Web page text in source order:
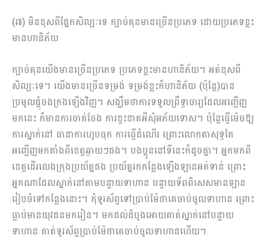
(៧) មិនខុសពីផ្នែកសិល្បៈទេ ក្បាច់គុនមានច្រើនប្រភេទ ដោយប្រភេទខ្លះ
មានហានិភ័យ
ក្បាច់គុនយើងមានច្រើនប្រភេទ ប្រភេទខ្លះមានហានិភ័យ។ អត់ខុសពី
សិល្បៈទេ។ យើងមានច្រើនទម្រង់ ទម្រង់ខ្លះក៏ហានិភ័យ (ប៉ុន្តែ)បាន
ប្រមូលផ្ដុំចងក្រងឡើងវិញ។ សង្ឃឹមថាការទទួលព្រឹទ្ធាចារ្យដែលអញ្ជើញ
មកនេះ ក៏មានការចាត់ចែង ការខ្វះខាតអីសុំអភ័យទោស។ ប៉ុន្តែធ្វើម៉េចឱ្យ
ការស្នាក់នៅ ធានាការហូបចុក ការធ្វើដំណើរ ព្រោះលោកតាសុទ្ធតែ
អញ្ជើញមកតាំងពីខេត្តឆ្ងាយៗផង។ បងប្អូននៅទីនេះក៏ដូចគ្នា។ អ្នកមកពី
ខេត្តដើរលេងក្រុងប្រយ័ត្នផង ប្រយ័ត្នរកកន្លែងឡើងឡានអត់ទាន់ ព្រោះ
អ្នកណាដែលស្នាក់នៅតាមបន្ទាយទាហាន បន្ទាយទ័ពពិសេសមានឡាន
រៀបចំទៅកន្លែងនោះ។ កុំទូរស័ព្ទទៅប្រាប់ម៉ែថាគេចាប់ចូលទាហាន ព្រោះ
ធ្លាប់មានយុវជនមករៀន។ មកដល់ដំបូងអោយគាត់ស្នាក់នៅបន្ទាយ
ទាហាន គាត់ទូរស័ព្ទប្រាប់ម៉ែថាគេចាប់ចូលទាហានហើយ។